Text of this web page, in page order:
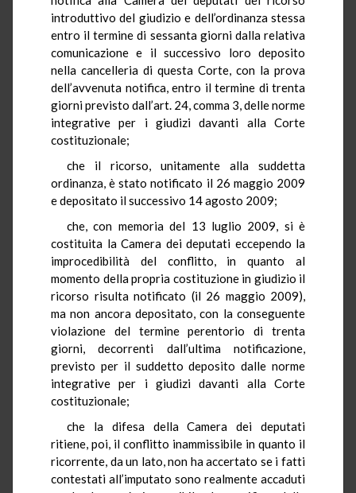
introduttivo del giudizio e dell’ordinanza stessa
entro il termine di sessanta giorni dalla relativa
comunicazione e il successivo loro deposito
nella cancelleria di questa Corte, con la prova
dell’avvenuta notifica, entro il termine di trenta
giorni previsto dall’art. 24, comma 3, delle norme
integrative per i giudizi davanti alla Corte
costituzionale;
che il ricorso, unitamente alla suddetta
ordinanza, è stato notificato il 26 maggio 2009
e depositato il successivo 14 agosto 2009;
che, con memoria del 13 luglio 2009, si è
costituita la Camera dei deputati eccependo la
improcedibilità del conflitto, in quanto al
momento della propria costituzione in giudizio il
ricorso risulta notificato (il 26 maggio 2009),
ma non ancora depositato, con la conseguente
violazione del termine perentorio di trenta
giorni, decorrenti dall’ultima notificazione,
previsto per il suddetto deposito dalle norme
integrative per i giudizi davanti alla Corte
costituzionale;
che la difesa della Camera dei deputati
ritiene, poi, il conflitto inammissibile in quanto il
ricorrente, da un lato, non ha accertato se i fatti
contestati all’imputato sono realmente accaduti